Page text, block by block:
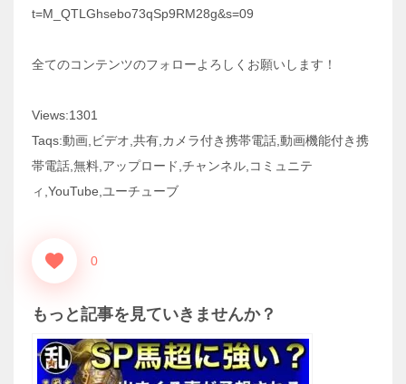
t=M_QTLGhsebo73qSp9RM28g&s=09
全てのコンテンツのフォローよろしくお願いします！
Views:1301
Taqs:動画,ビデオ,共有,カメラ付き携帯電話,動画機能付き携
帯電話,無料,アップロード,チャンネル,コミュニテ
ィ,YouTube,ユーチューブ
0
もっと記事を見ていきませんか？